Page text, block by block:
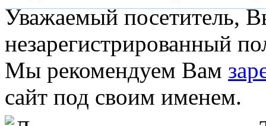
Уважаемый посетитель,
незарегистрированный
Мы рекомендуем Вам
сайт под своим именем.